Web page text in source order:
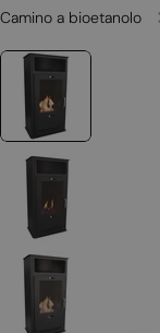
Camino a bioetanolo